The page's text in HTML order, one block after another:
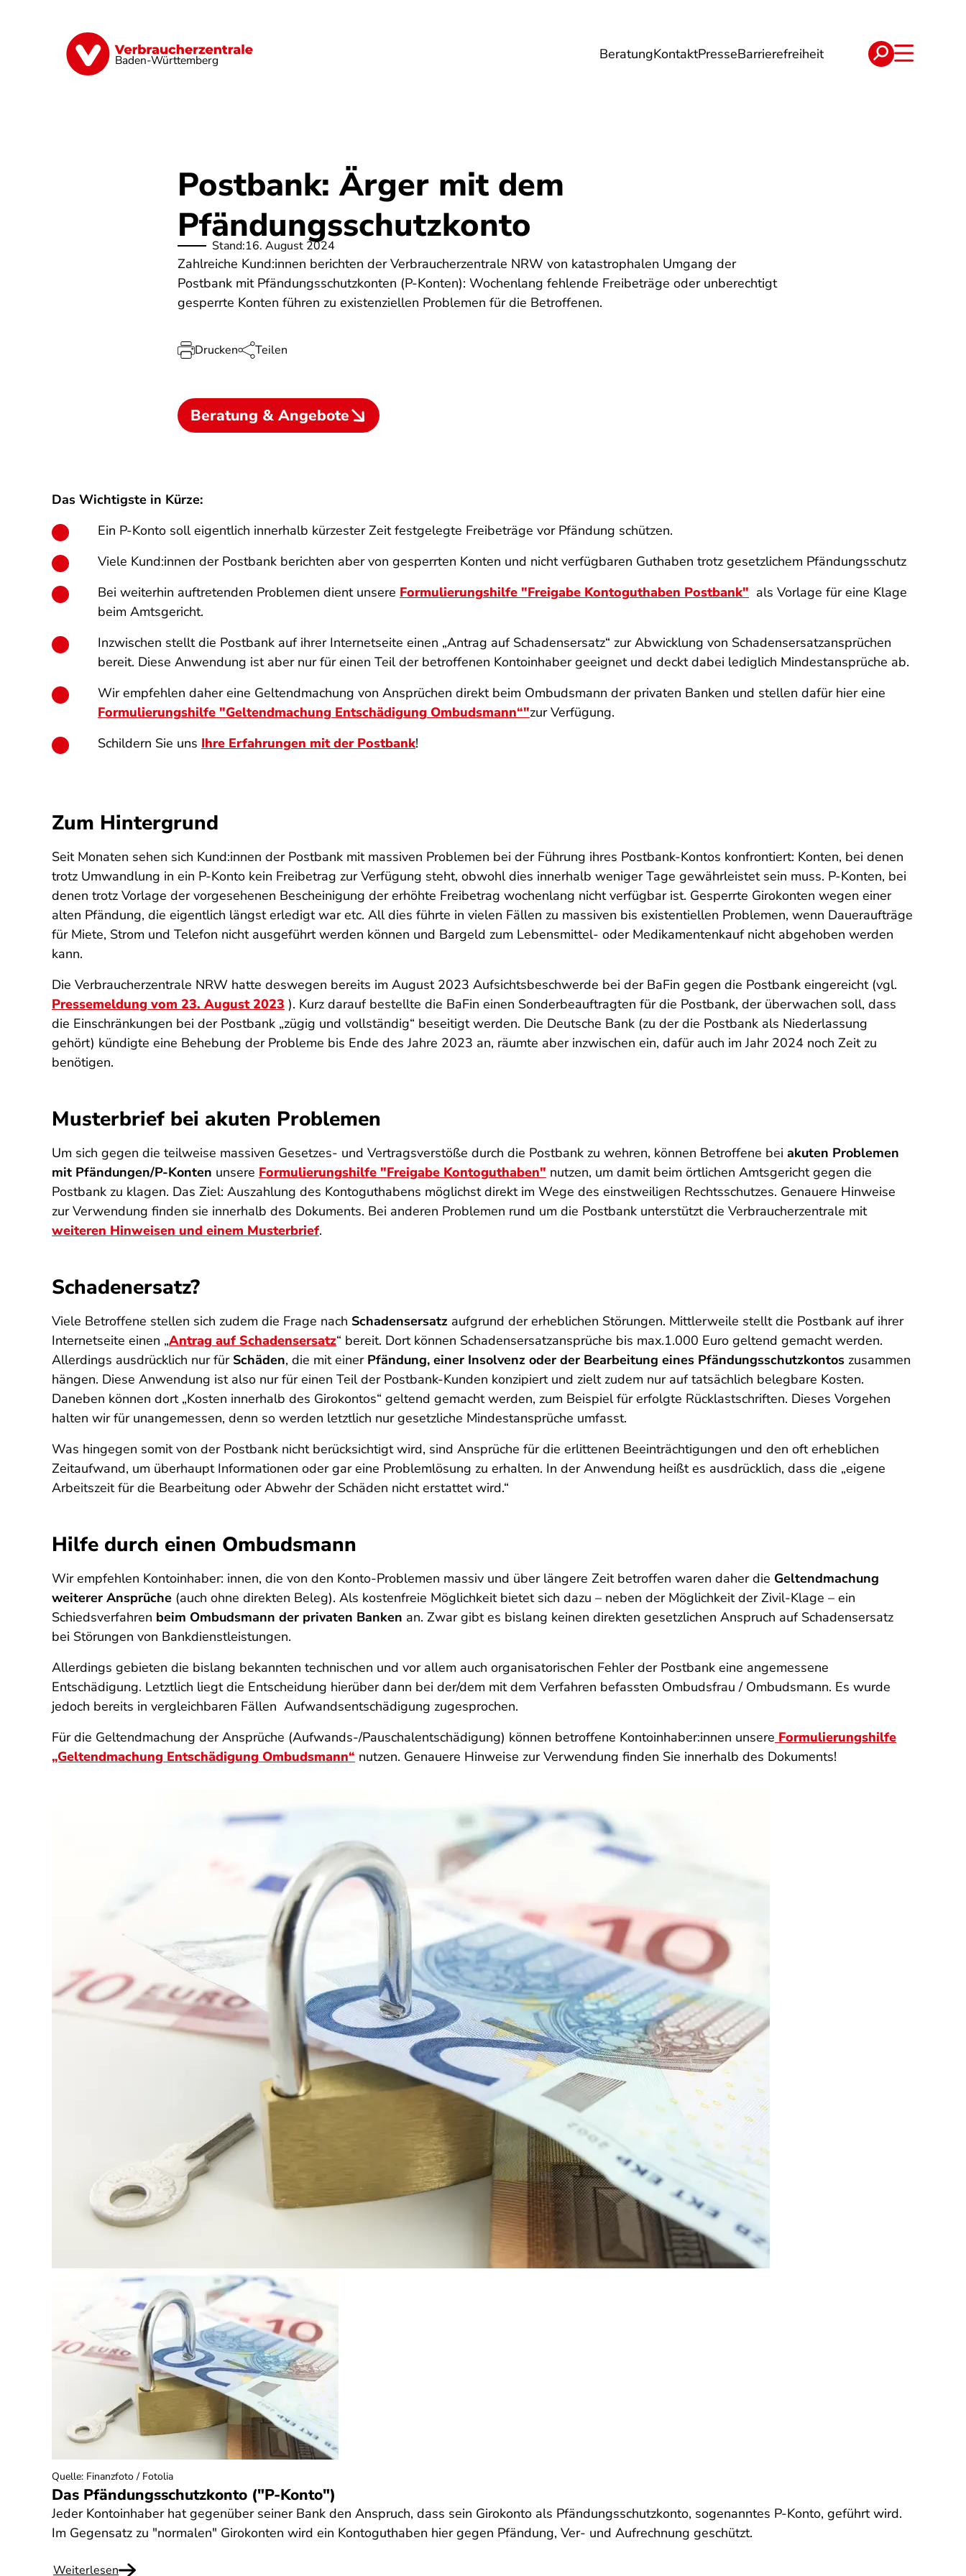
Baden-Württemberg BeratungKontaktPresseBarrierefreiheit
Geld & Versicherungen Digitales Energie Reise Verträge
Postbank: Ärger mit dem
Pfändungsschutzkonto
Stand:16. August 2024
Zahlreiche Kund:innen berichten der Verbraucherzentrale NRW von katastrophalen Umgang der
Postbank mit Pfändungsschutzkonten (P-Konten): Wochenlang fehlende Freibeträge oder unberechtigt
gesperrte Konten führen zu existenziellen Problemen für die Betroffenen.
Drucken Teilen
Beratung & Angebote
Das Wichtigste in Kürze:
Ein P-Konto soll eigentlich innerhalb kürzester Zeit festgelegte Freibeträge vor Pfändung schützen.
Viele Kund:innen der Postbank berichten aber von gesperrten Konten und nicht verfügbaren Guthaben trotz gesetzlichem Pfändungsschutz
Bei weiterhin auftretenden Problemen dient unsere Formulierungshilfe "Freigabe Kontoguthaben Postbank" als Vorlage für eine Klage
beim Amtsgericht.
Inzwischen stellt die Postbank auf ihrer Internetseite einen „Antrag auf Schadensersatz“ zur Abwicklung von Schadensersatzansprüchen
bereit. Diese Anwendung ist aber nur für einen Teil der betroffenen Kontoinhaber geeignet und deckt dabei lediglich Mindestansprüche ab.
Wir empfehlen daher eine Geltendmachung von Ansprüchen direkt beim Ombudsmann der privaten Banken und stellen dafür hier eine
Formulierungshilfe "Geltendmachung Entschädigung Ombudsmann“"zur Verfügung.
Schildern Sie uns Ihre Erfahrungen mit der Postbank!
Zum Hintergrund
Seit Monaten sehen sich Kund:innen der Postbank mit massiven Problemen bei der Führung ihres Postbank-Kontos konfrontiert: Konten, bei denen
trotz Umwandlung in ein P-Konto kein Freibetrag zur Verfügung steht, obwohl dies innerhalb weniger Tage gewährleistet sein muss. P-Konten, bei
denen trotz Vorlage der vorgesehenen Bescheinigung der erhöhte Freibetrag wochenlang nicht verfügbar ist. Gesperrte Girokonten wegen einer
alten Pfändung, die eigentlich längst erledigt war etc. All dies führte in vielen Fällen zu massiven bis existentiellen Problemen, wenn Daueraufträge
für Miete, Strom und Telefon nicht ausgeführt werden können und Bargeld zum Lebensmittel- oder Medikamentenkauf nicht abgehoben werden
kann.
Die Verbraucherzentrale NRW hatte deswegen bereits im August 2023 Aufsichtsbeschwerde bei der BaFin gegen die Postbank eingereicht (vgl.
Pressemeldung vom 23. August 2023 ). Kurz darauf bestellte die BaFin einen Sonderbeauftragten für die Postbank, der überwachen soll, dass
die Einschränkungen bei der Postbank „zügig und vollständig“ beseitigt werden. Die Deutsche Bank (zu der die Postbank als Niederlassung
gehört) kündigte eine Behebung der Probleme bis Ende des Jahre 2023 an, räumte aber inzwischen ein, dafür auch im Jahr 2024 noch Zeit zu
benötigen.
Musterbrief bei akuten Problemen
Um sich gegen die teilweise massiven Gesetzes- und Vertragsverstöße durch die Postbank zu wehren, können Betroffene bei akuten Problemen
mit Pfändungen/P-Konten unsere Formulierungshilfe "Freigabe Kontoguthaben" nutzen, um damit beim örtlichen Amtsgericht gegen die
Postbank zu klagen. Das Ziel: Auszahlung des Kontoguthabens möglichst direkt im Wege des einstweiligen Rechtsschutzes. Genauere Hinweise
zur Verwendung finden sie innerhalb des Dokuments. Bei anderen Problemen rund um die Postbank unterstützt die Verbraucherzentrale mit
weiteren Hinweisen und einem Musterbrief.
Schadenersatz?
Viele Betroffene stellen sich zudem die Frage nach Schadensersatz aufgrund der erheblichen Störungen. Mittlerweile stellt die Postbank auf ihrer
Internetseite einen „Antrag auf Schadensersatz“ bereit. Dort können Schadensersatzansprüche bis max.1.000 Euro geltend gemacht werden.
Allerdings ausdrücklich nur für Schäden, die mit einer Pfändung, einer Insolvenz oder der Bearbeitung eines Pfändungsschutzkontos zusammen
hängen. Diese Anwendung ist also nur für einen Teil der Postbank-Kunden konzipiert und zielt zudem nur auf tatsächlich belegbare Kosten.
Daneben können dort „Kosten innerhalb des Girokontos“ geltend gemacht werden, zum Beispiel für erfolgte Rücklastschriften. Dieses Vorgehen
halten wir für unangemessen, denn so werden letztlich nur gesetzliche Mindestansprüche umfasst.
Was hingegen somit von der Postbank nicht berücksichtigt wird, sind Ansprüche für die erlittenen Beeinträchtigungen und den oft erheblichen
Zeitaufwand, um überhaupt Informationen oder gar eine Problemlösung zu erhalten. In der Anwendung heißt es ausdrücklich, dass die „eigene
Arbeitszeit für die Bearbeitung oder Abwehr der Schäden nicht erstattet wird.“
Hilfe durch einen Ombudsmann
Wir empfehlen Kontoinhaber: innen, die von den Konto-Problemen massiv und über längere Zeit betroffen waren daher die Geltendmachung
weiterer Ansprüche (auch ohne direkten Beleg). Als kostenfreie Möglichkeit bietet sich dazu – neben der Möglichkeit der Zivil-Klage – ein
Schiedsverfahren beim Ombudsmann der privaten Banken an. Zwar gibt es bislang keinen direkten gesetzlichen Anspruch auf Schadensersatz
bei Störungen von Bankdienstleistungen.
Allerdings gebieten die bislang bekannten technischen und vor allem auch organisatorischen Fehler der Postbank eine angemessene
Entschädigung. Letztlich liegt die Entscheidung hierüber dann bei der/dem mit dem Verfahren befassten Ombudsfrau / Ombudsmann. Es wurde
jedoch bereits in vergleichbaren Fällen Aufwandsentschädigung zugesprochen.
Für die Geltendmachung der Ansprüche (Aufwands-/Pauschalentschädigung) können betroffene Kontoinhaber:innen unsere Formulierungshilfe
„Geltendmachung Entschädigung Ombudsmann“ nutzen. Genauere Hinweise zur Verwendung finden Sie innerhalb des Dokuments!
Das Pfändungsschutzkonto ("P-Konto")
Jeder Kontoinhaber hat gegenüber seiner Bank den Anspruch, dass sein Girokonto als Pfändungsschutzkonto, sogenanntes P-Konto, geführt wird.
Im Gegensatz zu "normalen" Girokonten wird ein Kontoguthaben hier gegen Pfändung, Ver- und Aufrechnung geschützt.
Weiterlesen
Quelle: Finanzfoto / Fotolia